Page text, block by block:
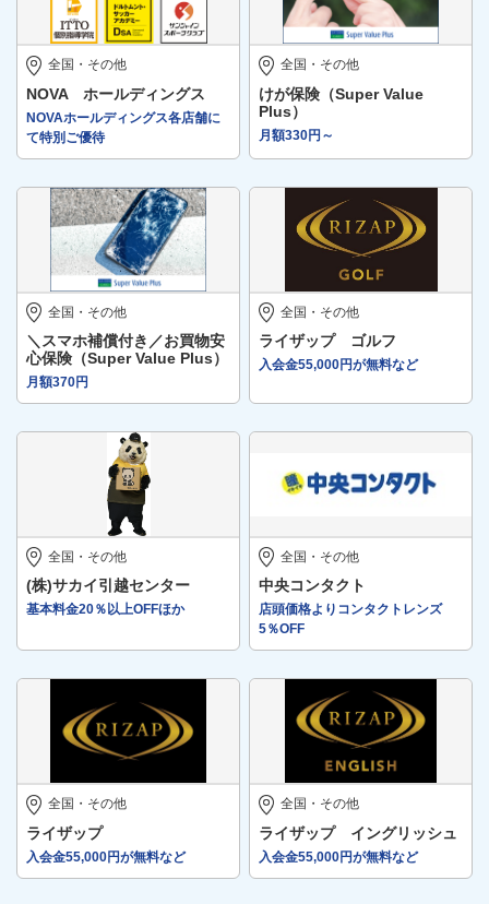
全国・その他
NOVA ホールディングス
NOVAホールディングス各店舗に
て特別ご優待
全国・その他
けが保険（Super Value
Plus）
月額330円～
全国・その他
＼スマホ補償付き／お買物安
心保険（Super Value Plus）
月額370円
全国・その他
ライザップ ゴルフ
入会金55,000円が無料など
全国・その他
(株)サカイ引越センター
基本料金20％以上OFFほか
全国・その他
中央コンタクト
店頭価格よりコンタクトレンズ
5％OFF
全国・その他
ライザップ
入会金55,000円が無料など
全国・その他
ライザップ イングリッシュ
入会金55,000円が無料など